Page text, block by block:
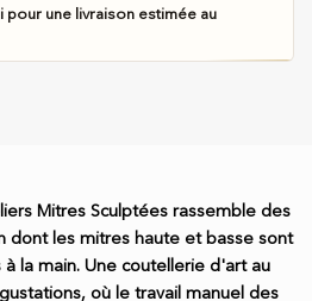
pour une livraison estimée au
Mitres Sculptées rassemble des
dont les mitres haute et basse sont
la main. Une coutellerie d'art au
où le travail manuel des